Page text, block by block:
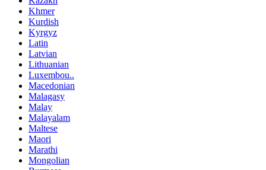
Khmer
Kurdish
Kyrgyz
Latin
Latvian
Lithuanian
Luxembou..
Macedonian
Malagasy
Malay
Malayalam
Maltese
Maori
Marathi
Mongolian